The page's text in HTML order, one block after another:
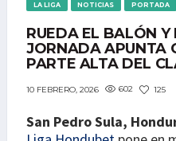
LA LIGA NOTICIAS PORTADA
RUEDA EL BALÓN Y
JORNADA APUNTA
PARTE ALTA DEL
10 FEBRERO, 2026 602 125
San Pedro Sula,